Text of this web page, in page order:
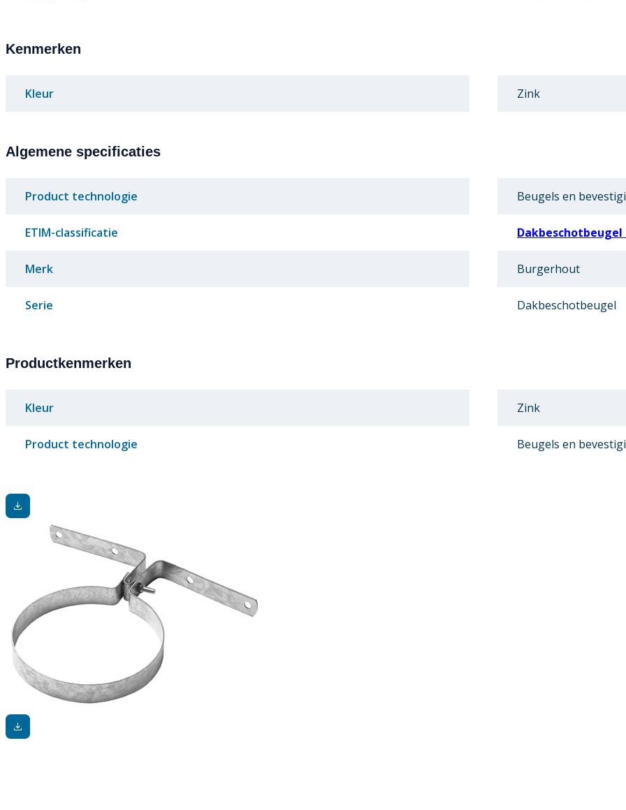
Kenmerken
Kleur Zink
Algemene specificaties
Product technologie Beugels en
ETIM-classificatie Dakbeschotbeugel
Merk Burgerhout
Serie Dakbeschotbeugel
Productkenmerken
Kleur Zink
Product technologie Beugels en